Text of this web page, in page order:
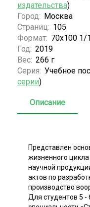
издательства)
Город: Москва
Страниц: 105
Формат: 70х100 1/
Год: 2019
Вес: 266 г
Серия: Учебное
серии)
Описание
Представлен
жизненного цикла
научной
актов по
производство
Для студентов 5 -